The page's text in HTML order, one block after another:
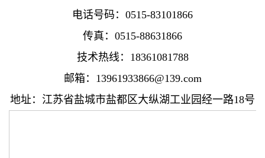
电话号码：0515-83101866
传真：0515-88631866
技术热线：18361081788
邮箱：13961933866@139.com
地址：江苏省盐城市盐都区大纵湖工业园经一路18号